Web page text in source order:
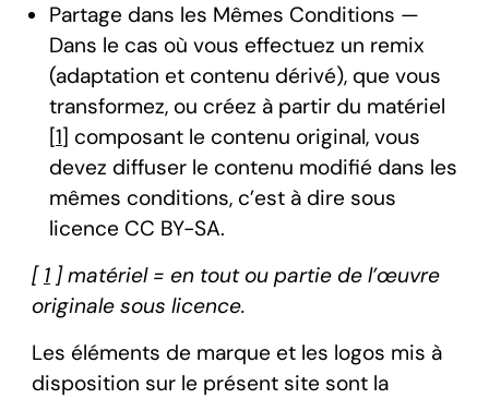
Partage dans les Mêmes Conditions —
Dans le cas où vous effectuez un remix
(adaptation et contenu dérivé), que vous
transformez, ou créez à partir du matériel
[1] composant le contenu original, vous
devez diffuser le contenu modifié dans les
mêmes conditions, c’est à dire sous
licence CC BY-SA.
[ 1] matériel = en tout ou partie de l’œuvre
originale sous licence.
Les éléments de marque et les logos mis à
disposition sur le présent site sont la